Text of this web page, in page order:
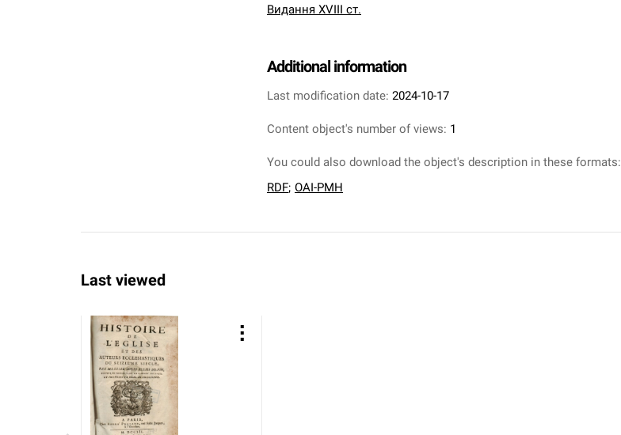
Видання XVIII ст.
Additional information
Last modification date: 2024-10-17
Content object's number of views: 1
You could also download the object's description in these formats:
RDF; OAI-PMH
Last viewed